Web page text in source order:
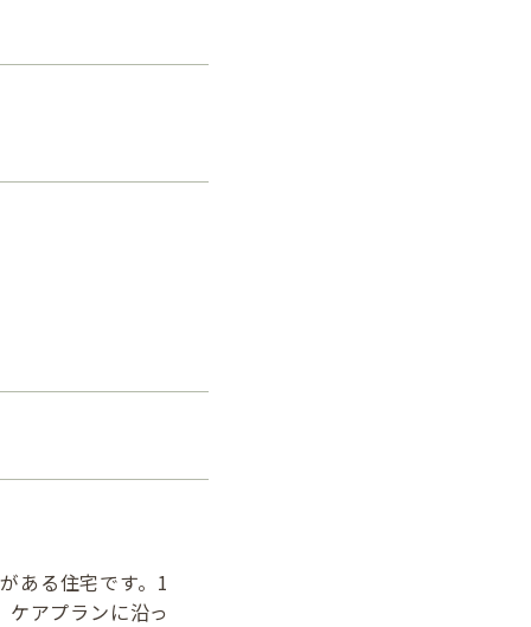
ある住宅です。1
アプランに沿っ